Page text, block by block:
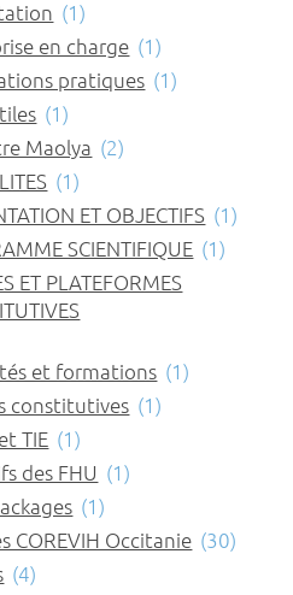
(1)
en charge (1)
pratiques (1)
(1)
Maolya (2)
(1)
ET OBJECTIFS (1)
SCIENTIFIQUE (1)
ET PLATEFORMES
et formations (1)
constitutives (1)
TIE (1)
des FHU (1)
(1)
COREVIH Occitanie (30)
(4)